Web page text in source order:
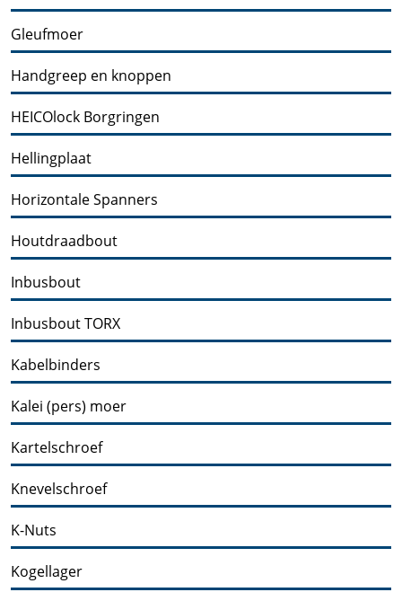
Gleufmoer
Handgreep en knoppen
HEICOlock Borgringen
Hellingplaat
Horizontale Spanners
Houtdraadbout
Inbusbout
Inbusbout TORX
Kabelbinders
Kalei (pers) moer
Kartelschroef
Knevelschroef
K-Nuts
Kogellager